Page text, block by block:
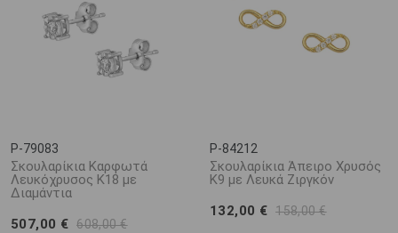
P-79083
Σκουλαρίκια Καρφωτά
Λευκόχρυσος Κ18 με
Διαμάντια
507,00 € 608,00 €
P-84212
Σκουλαρίκια Άπειρο Χρυσός
K9 με Λευκά Ζιργκόν
132,00 € 158,00 €